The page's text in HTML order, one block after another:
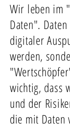
Wir leben im
Daten".
digitaler
werden,
wichtig, dass
und der
die mit Daten